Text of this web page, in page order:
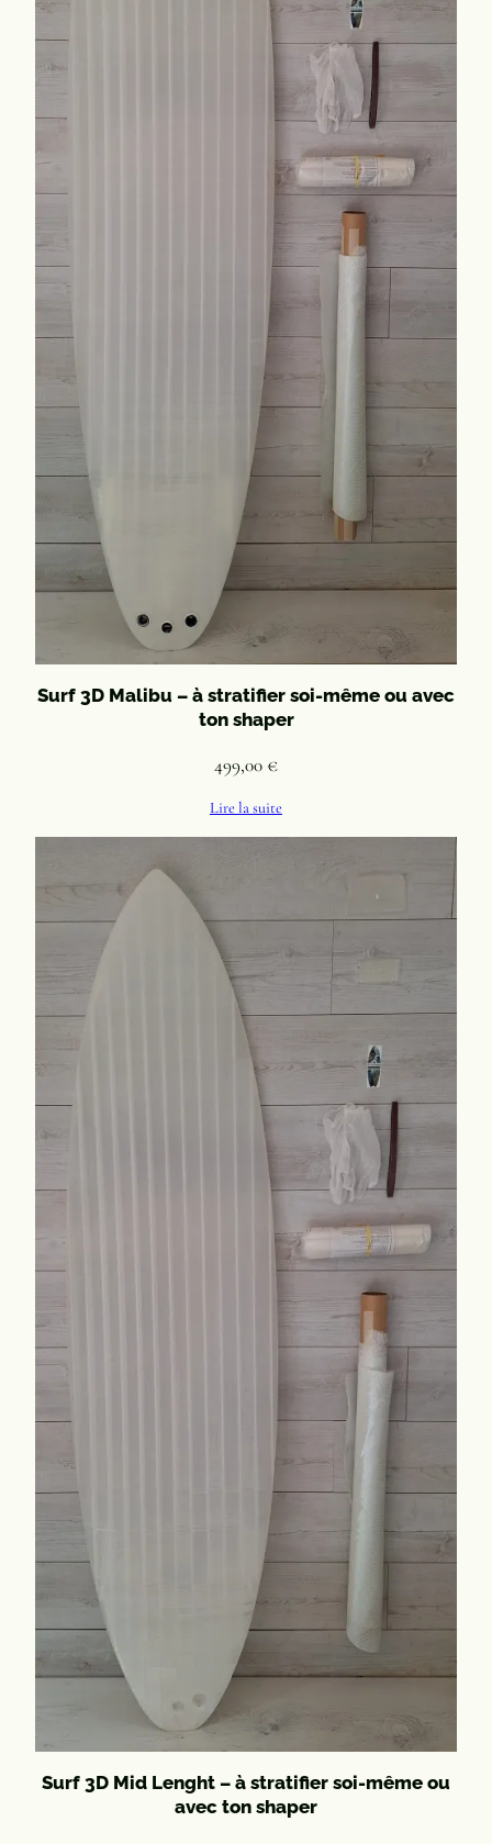
Surf 3D Malibu – à stratifier soi-même ou avec
ton shaper
499,00 €
Lire la suite
Surf 3D Mid Lenght – à stratifier soi-même ou
avec ton shaper